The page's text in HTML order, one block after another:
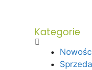
Kategorie